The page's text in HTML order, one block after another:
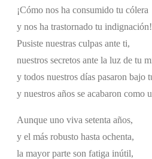
¡Cómo nos ha consumido tu cólera
y nos ha trastornado tu indignación!
Pusiste nuestras culpas ante ti,
nuestros secretos ante la luz de tu
y todos nuestros días pasaron bajo
y nuestros años se acabaron como
Aunque uno viva setenta años,
y el más robusto hasta ochenta,
la mayor parte son fatiga inútil,